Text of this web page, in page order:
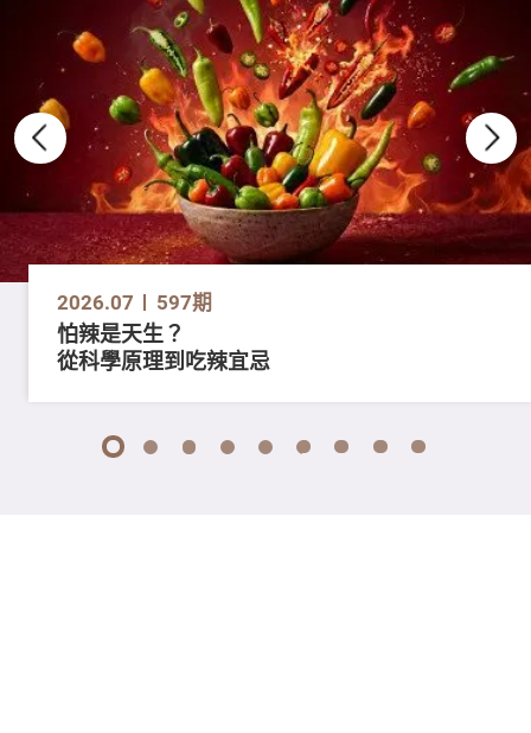
2026.07 597期
怕辣是天生？
從科學原理到吃辣宜忌
1 2 3 4 5 6 7 8 9